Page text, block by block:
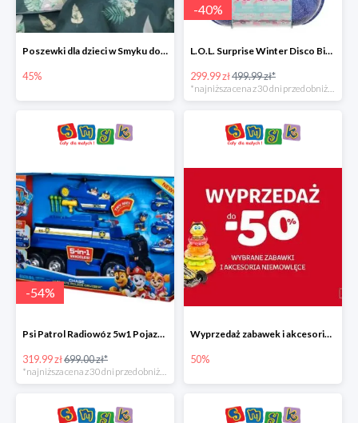
Poszewki dla dzieci w Smyku do -45%
45%
-40%
L.O.L. Surprise Winter Disco Bigger Surprise Zestaw laleczek w walizce -40%
299.99 zł499.99 zł*
-54%
Psi Patrol Radiowóz 5w1 Pojazd ratunkowy z figurką Chase'a
319.99 zł699.00 zł*
Wyprzedaż zabawek i akcesoriów niemowlęcych w Smyku do -50%
50%